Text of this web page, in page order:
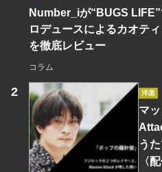
Number_iが“BUGS
ロデュースによるカオテ
を徹底レビュー
コラム
洋楽
マ
う
〈